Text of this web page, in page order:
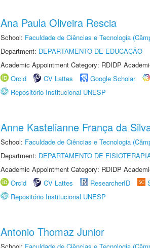
Ana Paula Oliveira Rescia
School: Faculdade de Ciências e Tecnologia
Department: DEPARTAMENTO DE EDUCAÇÃO
Academic Appointment Category: RDIDP
Orcid
CV Lattes Google Scholar
Repositório Institucional UNESP
Anne Kastelianne França da
School: Faculdade de Ciências e Tecnologia
Department: DEPARTAMENTO DE
Academic Appointment Category: RDIDP
Orcid
CV Lattes ResearcherID
Repositório Institucional UNESP
Antonio Thomaz Junior